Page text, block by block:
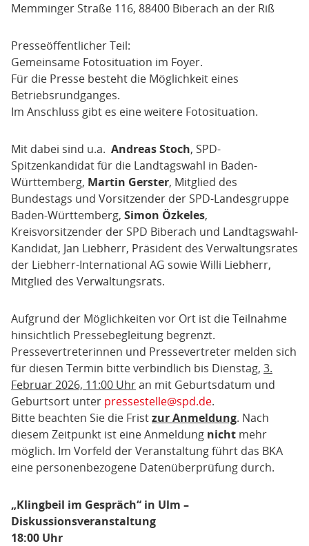
Memminger Straße 116, 88400 Biberach an der Riß
Presseöffentlicher Teil:
Gemeinsame Fotosituation im Foyer.
Für die Presse besteht die Möglichkeit eines
Betriebsrundganges.
Im Anschluss gibt es eine weitere Fotosituation.
Mit dabei sind u.a. Andreas Stoch, SPD-
Spitzenkandidat für die Landtagswahl in Baden-
Württemberg, Martin Gerster, Mitglied des
Bundestags und Vorsitzender der SPD-Landesgruppe
Baden-Württemberg, Simon Özkeles,
Kreisvorsitzender der SPD Biberach und Landtagswahl-
Kandidat, Jan Liebherr, Präsident des Verwaltungsrates
der Liebherr-International AG sowie Willi Liebherr,
Mitglied des Verwaltungsrats.
Aufgrund der Möglichkeiten vor Ort ist die Teilnahme
hinsichtlich Pressebegleitung begrenzt.
Pressevertreterinnen und Pressevertreter melden sich
für diesen Termin bitte verbindlich bis Dienstag, 3.
Februar 2026, 11:00 Uhran mit Geburtsdatum und
Geburtsort unter pressestelle@spd.de.
Bitte beachten Sie die Fristzur Anmeldung. Nach
diesem Zeitpunkt ist eine Anmeldung nicht mehr
möglich. Im Vorfeld der Veranstaltung führt das BKA
eine personenbezogene Datenüberprüfung durch.
„Klingbeil im Gespräch“ in Ulm –
Diskussionsveranstaltung
18:00 Uhr